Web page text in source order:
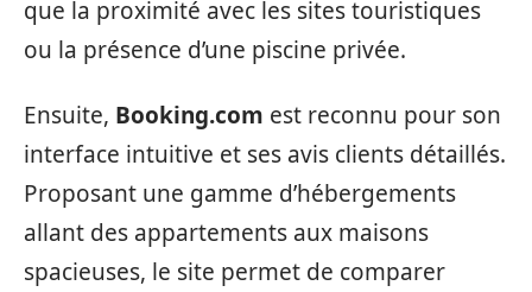
que la proximité avec les sites touristiques
ou la présence d’une piscine privée.
Ensuite, Booking.com est reconnu pour son
interface intuitive et ses avis clients détaillés.
Proposant une gamme d’hébergements
allant des appartements aux maisons
spacieuses, le site permet de comparer